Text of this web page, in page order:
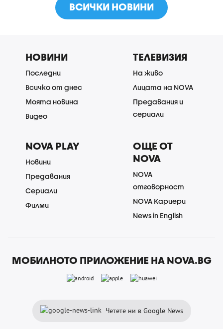
ВСИЧКИ НОВИНИ
НОВИНИ
Последни
Всичко от днес
Моята новина
Видео
ТЕЛЕВИЗИЯ
На живо
Лицата на NOVA
Предавания и
сериали
NOVA PLAY
Новини
Предавания
Сериали
Филми
ОЩЕ ОТ
NOVA
NOVA
отговорност
NOVA Кариери
News in English
МОБИЛНОТО ПРИЛОЖЕНИЕ НА NOVA.BG
Четете ни в Google News